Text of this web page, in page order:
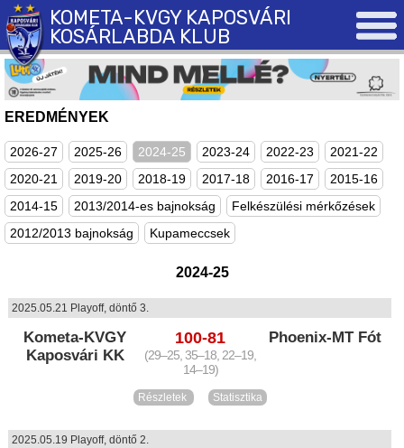
KOMETA-KVGY KAPOSVÁRI
KOSÁRLABDA KLUB
EREDMÉNYEK
2026-27 2025-26 2024-25 2023-24 2022-23
2021-22
2020-21
2019-20 2018-19 2017-18 2016-17
2015-16
2014-15
2013/2014-es bajnokság
Felkészülési mérkőzések
2012/2013 bajnokság
Kupameccsek
2024-25
2025.05.21 Playoff, döntő 3.
Kometa-KVGY
Kaposvári KK
100-81
(29–25, 35–18, 22–19,
14–19)
Phoenix-MT Fót
Részletek Statisztika
2025.05.19 Playoff, döntő 2.